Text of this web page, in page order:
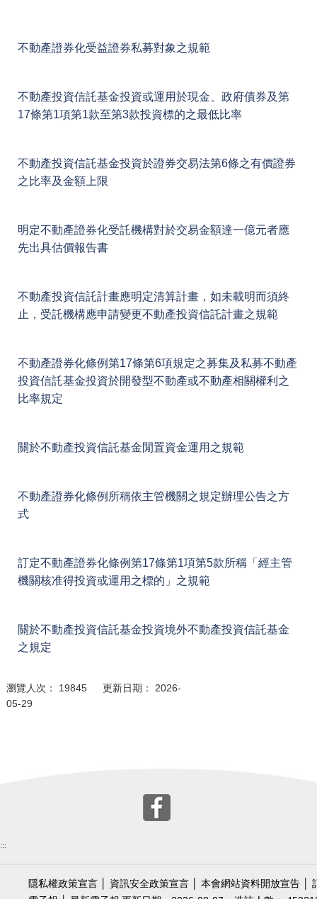
不動產證券化受益證券私募對象之規範
不動產投資信託基金投資或運用於現金、政府債券及第
17條第1項第1款至第3款投資標的之最低比率
不動產投資信託基金投資於證券交易法第6條之有價證券
之比率及金額上限
明定不動產證券化受託機構對於交易金額達一億元者應
先出具估價報告書
不動產投資信託計畫應明定清算計畫，如未載明而須終
止，受託機構應申請變更不動產投資信託計畫之規範
不動產證券化條例第17條第6項規定之募集及私募不動產
投資信託基金投資於開發型不動產或不動產相關權利之
比率規定
關於不動產投資信託基金閒置資金運用之規範
不動產證券化條例所稱依主管機關之規定辦理公告之方
式
訂定不動產證券化條例第17條第1項第5款所稱「經主管
機關核准得投資或運用之標的」之規範
關於不動產投資信託基金投資境外不動產投資信託基金
之規定
瀏覽人次： 19845 更新日期： 2026-
05-29
:::
隱私權政策宣言 資訊安全政策宣言 本會網站資料開放宣告